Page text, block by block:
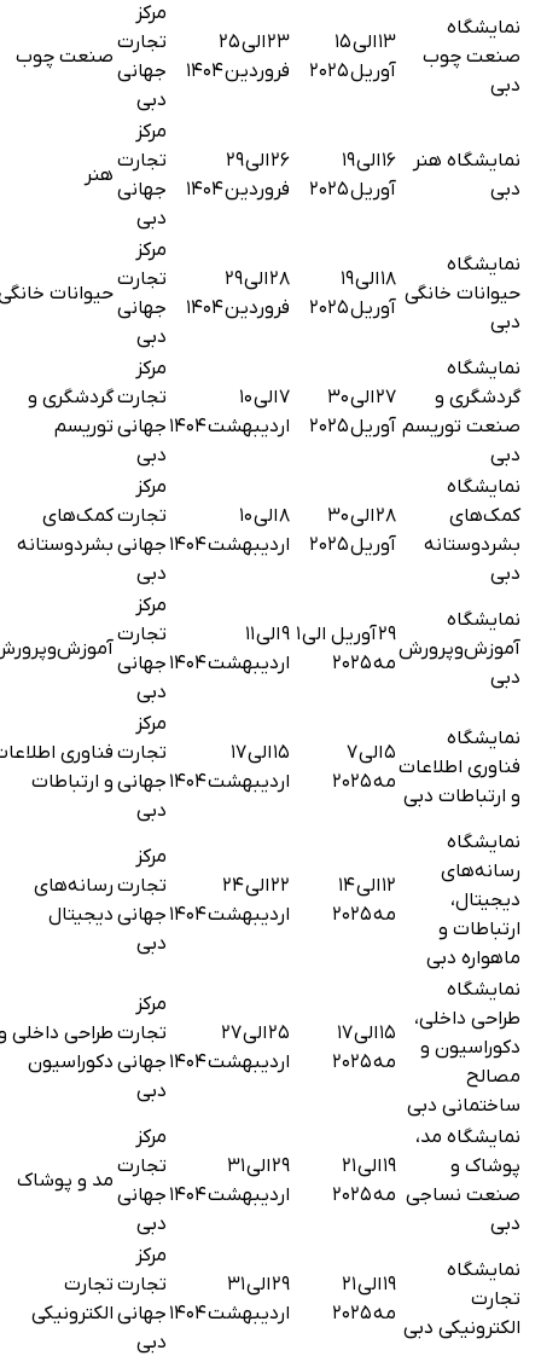
نمایشگاه
صنعت چوب
دبی
۱۳ الی ۱۵
آوریل ۲۰۲۵
۲۳ الی ۲۵
فروردین ۱۴۰۴
مرکز
تجارت
جهانی
دبی
صنعت چوب
نمایشگاه هنر
دبی
۱۶ الی ۱۹
آوریل ۲۰۲۵
۲۶ الی ۲۹
فروردین ۱۴۰۴
مرکز
تجارت
جهانی
دبی
هنر
نمایشگاه
حیوانات خانگی
دبی
۱۸ الی ۱۹
آوریل ۲۰۲۵
۲۸ الی ۲۹
فروردین ۱۴۰۴
مرکز
تجارت
جهانی
دبی
حیوانات خانگی
نمایشگاه
گردشگری و
صنعت توریسم
دبی
۲۷ الی ۳۰
آوریل ۲۰۲۵
۷ الی ۱۰
اردیبهشت ۱۴۰۴
مرکز
تجارت
جهانی
دبی
گردشگری و
توریسم
نمایشگاه
کمک‌های
بشردوستانه
دبی
۲۸ الی ۳۰
آوریل ۲۰۲۵
۸ الی ۱۰
اردیبهشت ۱۴۰۴
مرکز
تجارت
جهانی
دبی
کمک‌های
بشردوستانه
نمایشگاه
آموزش‌وپرورش
دبی
۲۹ آوریل الی ۱
مه ۲۰۲۵
۹ الی ۱۱
اردیبهشت ۱۴۰۴
مرکز
تجارت
جهانی
دبی
آموزش‌وپرورش
نمایشگاه
فناوری اطلاعات
و ارتباطات دبی
۵ الی ۷
مه ۲۰۲۵
۱۵ الی ۱۷
اردیبهشت ۱۴۰۴
مرکز
تجارت
جهانی
دبی
فناوری اطلاعات
و ارتباطات
نمایشگاه
رسانه‌های
دیجیتال،
ارتباطات و
ماهواره دبی
۱۲ الی ۱۴
مه ۲۰۲۵
۲۲ الی ۲۴
اردیبهشت ۱۴۰۴
مرکز
تجارت
جهانی
دبی
رسانه‌های
دیجیتال
نمایشگاه
طراحی داخلی،
دکوراسیون و
مصالح
ساختمانی دبی
۱۵ الی ۱۷
مه ۲۰۲۵
۲۵ الی ۲۷
اردیبهشت ۱۴۰۴
مرکز
تجارت
جهانی
دبی
طراحی داخلی و
دکوراسیون
نمایشگاه مد،
پوشاک و
صنعت نساجی
دبی
۱۹ الی ۲۱
مه ۲۰۲۵
۲۹ الی ۳۱
اردیبهشت ۱۴۰۴
مرکز
تجارت
جهانی
دبی
مد و پوشاک
نمایشگاه
تجارت
الکترونیکی دبی
۱۹ الی ۲۱
مه ۲۰۲۵
۲۹ الی ۳۱
اردیبهشت ۱۴۰۴
مرکز
تجارت
جهانی
دبی
تجارت
الکترونیکی